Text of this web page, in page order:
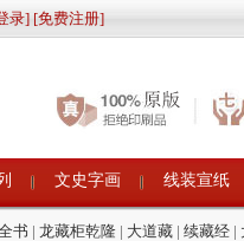
录] [免费注册]
文史字画 线装宣纸
书 | 龙藏柜乾隆 | 大道藏 | 续藏经 |